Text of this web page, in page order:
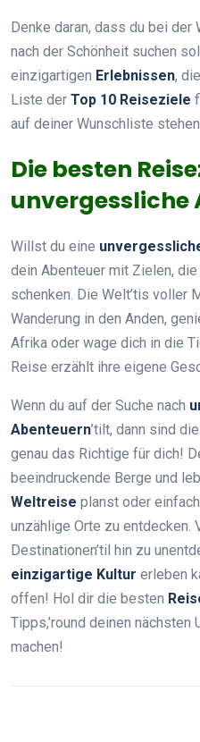
Denke daran, dass du bei
nach der Schönheit suchen
einzigartigen Erlebnissen,
Liste der Top 10 Reiseziele
auf deiner Wunschliste
Die besten
unvergessliche
Willst du eine
dein Abenteuer mit Zielen,
schenken. Die Welt’tis voller
Wanderung in den Anden,
Afrika oder wage dich in die
Reise erzählt ihre eigene
Wenn du auf der Suche nach
Abenteuern’tilt, dann sind die
genau das Richtige für dich!
beeindruckende Berge und
Weltreise planst oder
unzählige Orte zu entdecken.
Destinationen’til hin zu
einzigartige Kultur erleben
offen! Hol dir die besten
Tipps,’round deinen nächsten
machen!